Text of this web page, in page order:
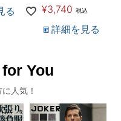
る ¥3,740 税込
詳細を見る
You
人気！